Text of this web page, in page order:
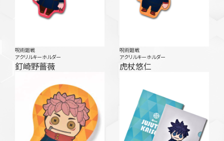
呪術廻戦
アクリルキーホルダー
釘崎野薔薇
呪術廻戦
アクリルキーホルダー
虎杖悠仁